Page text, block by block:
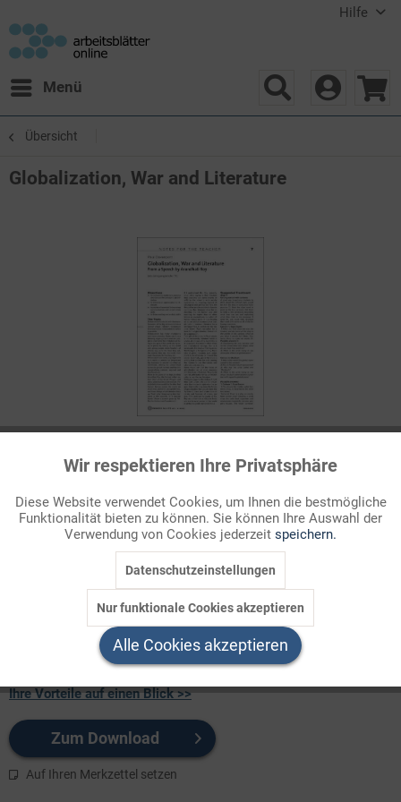
Hilfe
Menü
Übersicht
Globalization, War and Literature
Für Sie als Mitglied entspricht dies 5,30 Euro.
Themenbereich
Sachthemen
Die Materialien sollen Schülerinnen und Schüler dazu
und zu diskutieren. Den Anstoß dazu bietet eine Rede, aus der
sich die kritische Sic ...
Ihre Vorteile auf einen Blick >>
Zum Download
Auf Ihren Merkzettel setzen
Funktionale Aktiv
Marketing Inaktiv
Inaktiv
Wir respektieren Ihre Privatsphäre
Diese Website verwendet Cookies, um Ihnen die bestmögliche
Funktionalität bieten zu können. Sie können Ihre Auswahl der
Verwendung von Cookies jederzeit speichern.
Datenschutzeinstellungen
Nur funktionale Cookies akzeptieren
Alle Cookies akzeptieren